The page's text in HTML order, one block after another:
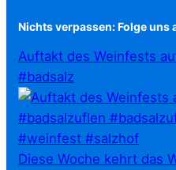
Nichts verpassen: Folge uns
Auftakt des Weinfests
#badsalz
Diese Woche kehrt das